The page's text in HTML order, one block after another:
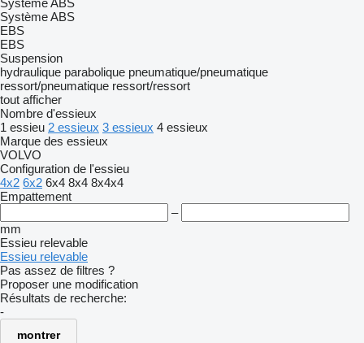
Système ABS
Système ABS
EBS
EBS
Suspension
hydraulique parabolique pneumatique/pneumatique
ressort/pneumatique ressort/ressort
tout afficher
Nombre d'essieux
1 essieu 2 essieux 3 essieux 4 essieux
Marque des essieux
VOLVO
Configuration de l'essieu
4x2 6x2 6x4 8x4 8x4x4
Empattement
–
mm
Essieu relevable
Essieu relevable
Pas assez de filtres ?
Proposer une modification
Résultats de recherche:
-
montrer